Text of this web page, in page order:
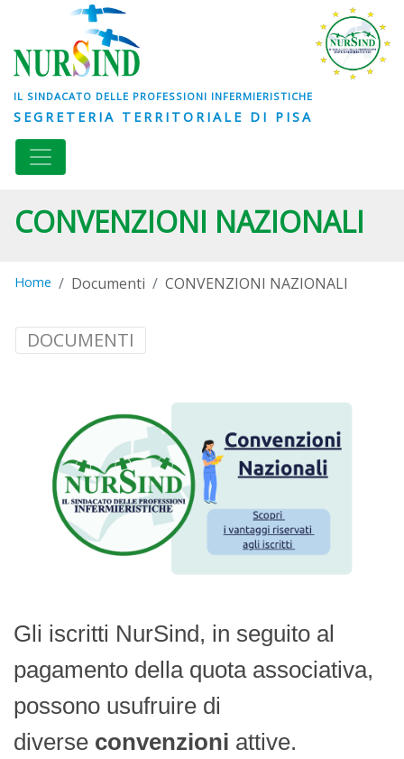
IL SINDACATO DELLE PROFESSIONI INFERMIERISTICHE
SEGRETERIA TERRITORIALE DI PISA
CONVENZIONI NAZIONALI
Home Documenti CONVENZIONI NAZIONALI
DOCUMENTI
Gli iscritti NurSind, in seguito al
pagamento della quota associativa,
possono usufruire di
diverse convenzioni attive.